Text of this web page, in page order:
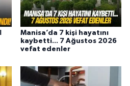
Manisa’da 7 kişi hayatını
kaybetti... 7 Ağustos 2026
vefat edenler